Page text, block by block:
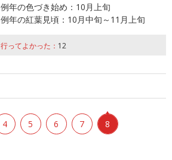
例年の色づき始め： 10月上旬
例年の紅葉見頃： 10月中旬～11月上旬
行ってよかった： 12
4 5 6 7 8